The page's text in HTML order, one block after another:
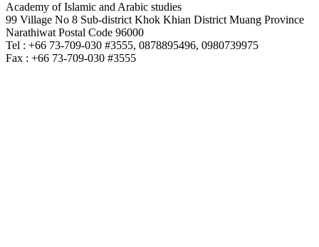
Academy of Islamic and Arabic studies
99 Village No 8 Sub-district Khok Khian District Muang Province
Narathiwat Postal Code 96000
Tel : +66 73-709-030 #3555, 0878895496, 0980739975
Fax : +66 73-709-030 #3555